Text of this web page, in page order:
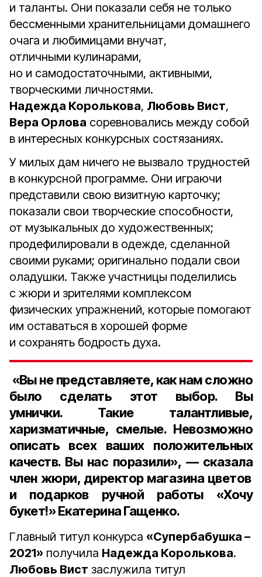
и таланты. Они показали себя не только
бессменными хранительницами домашнего
очага и любимицами внучат,
отличными кулинарами,
но и самодостаточными, активными,
творческими личностями.
Надежда Королькова, Любовь Вист,
Вера Орлова соревновались между собой
в интересных конкурсных состязаниях.
У милых дам ничего не вызвало трудностей
в конкурсной программе. Они играючи
представили свою визитную карточку;
показали свои творческие способности,
от музыкальных до художественных;
продефилировали в одежде, сделанной
своими руками; оригинально подали свои
оладушки. Также участницы поделились
с жюри и зрителями комплексом
физических упражнений, которые помогают
им оставаться в хорошей форме
и сохранять бодрость духа.
«Вы не представляете, как нам сложно
было сделать этот выбор. Вы
умнички. Такие талантливые,
харизматичные, смелые. Невозможно
описать всех ваших положительных
качеств. Вы нас поразили», — сказала
член жюри, директор магазина цветов
и подарков ручной работы «Хочу
букет!»Екатерина Гащенко.
Главный титул конкурса «Супербабушка –
2021» получила Надежда Королькова.
Любовь Вист заслужила титул